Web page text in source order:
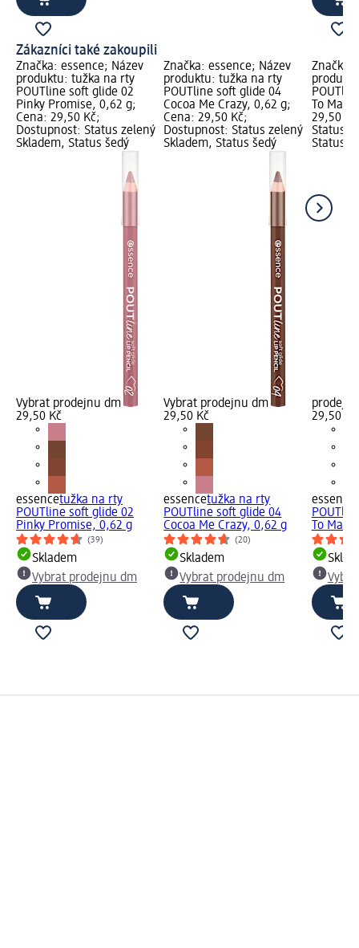
Zákazníci také zakoupili
Značka: essence; Název
produktu: tužka na rty
POUTline soft glide 02
Pinky Promise, 0,62 g;
Cena: 29,50 Kč;
Dostupnost: Status zelený
Skladem, Status šedý
Vybrat prodejnu dm
29,50 Kč
essencetužka na rty
POUTline soft glide 02
Pinky Promise, 0,62 g
(39)
Skladem
Vybrat prodejnu dm
Značka: essence; Název
produktu: tužka na rty
POUTline soft glide 04
Cocoa Me Crazy, 0,62 g;
Cena: 29,50 Kč;
Dostupnost: Status zelený
Skladem, Status šedý
Vybrat prodejnu dm
29,50 Kč
essencetužka na rty
POUTline soft glide 04
Cocoa Me Crazy, 0,62 g
(20)
Skladem
Vybrat prodejnu dm
Značka:
To
29,50
Status
Status
29,50 Kč
essence
To